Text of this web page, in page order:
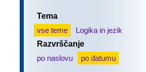
Tema
vse teme
Logika in jezik
Razvrščanje
po naslovu
po datumu